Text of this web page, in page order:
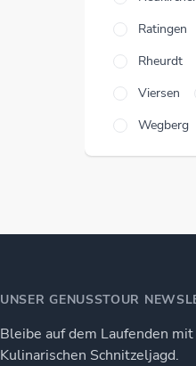
Ratingen
Rheurdt
Viersen
Wegberg
UNSER GENUSSTOUR
Bleibe auf dem Laufenden
Kulinarischen Schnitzeljagd.